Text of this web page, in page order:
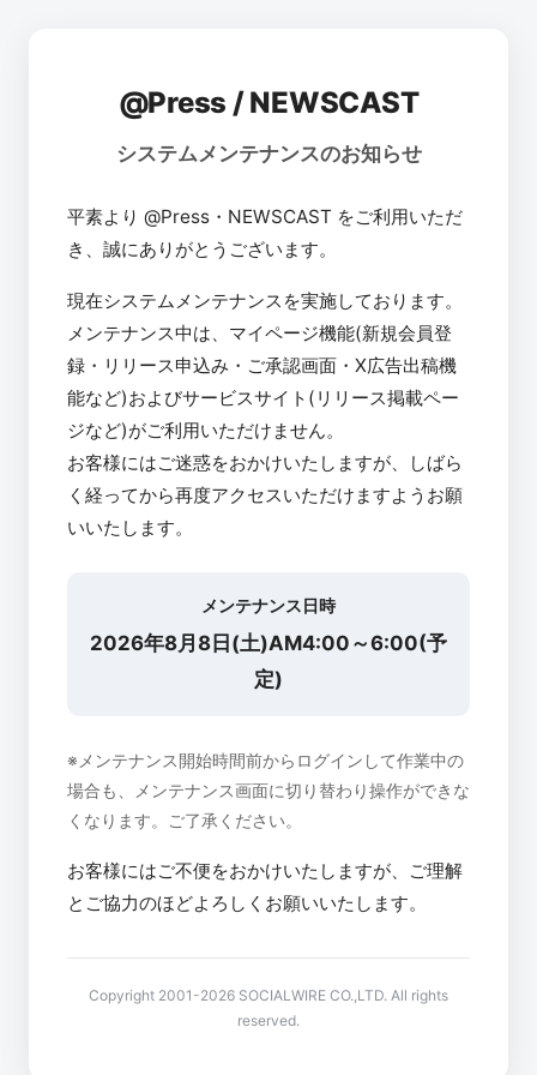
@Press / NEWSCAST
システムメンテナンスのお知らせ
平素より @Press・NEWSCAST をご利用いただ
き、誠にありがとうございます。
現在システムメンテナンスを実施しております。
メンテナンス中は、マイページ機能(新規会員登
録・リリース申込み・ご承認画面・X広告出稿機
能など)およびサービスサイト(リリース掲載ペー
ジなど)がご利用いただけません。
お客様にはご迷惑をおかけいたしますが、しばら
く経ってから再度アクセスいただけますようお願
いいたします。
メンテナンス日時
2026年8月8日(土)AM4:00～6:00(予
定)
※メンテナンス開始時間前からログインして作業中の
場合も、メンテナンス画面に切り替わり操作ができな
くなります。ご了承ください。
お客様にはご不便をおかけいたしますが、ご理解
とご協力のほどよろしくお願いいたします。
Copyright 2001-2026 SOCIALWIRE CO.,LTD. All rights
reserved.